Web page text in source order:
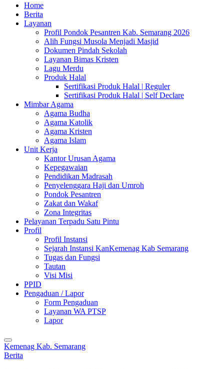
Home
Berita
Layanan
Profil Pondok Pesantren Kab. Semarang 2026
Alih Fungsi Musola Menjadi Masjid
Dokumen Pindah Sekolah
Layanan Bimas Kristen
Lagu Merdu
Produk Halal
Sertifikasi Produk Halal | Reguler
Sertifikasi Produk Halal | Self Declare
Mimbar Agama
Agama Budha
Agama Katolik
Agama Kristen
Agama Islam
Unit Kerja
Kantor Urusan Agama
Kepegawaian
Pendidikan Madrasah
Penyelenggara Haji dan Umroh
Pondok Pesantren
Zakat dan Wakaf
Zona Integritas
Pelayanan Terpadu Satu Pintu
Profil
Profil Instansi
Sejarah Instansi KanKemenag Kab Semarang
Tugas dan Fungsi
Tautan
Visi Misi
PPID
Pengaduan / Lapor
Form Pengaduan
Layanan WA PTSP
Lapor
Kemenag Kab. Semarang
Berita